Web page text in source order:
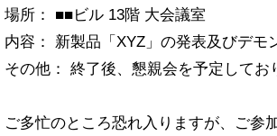
場所： ■■ビル 13階 大会議室
内容： 新製品「XYZ」の発表及びデモ
その他： 終了後、懇親会を予定してお
ご多忙のところ恐れ入りますが、ご参